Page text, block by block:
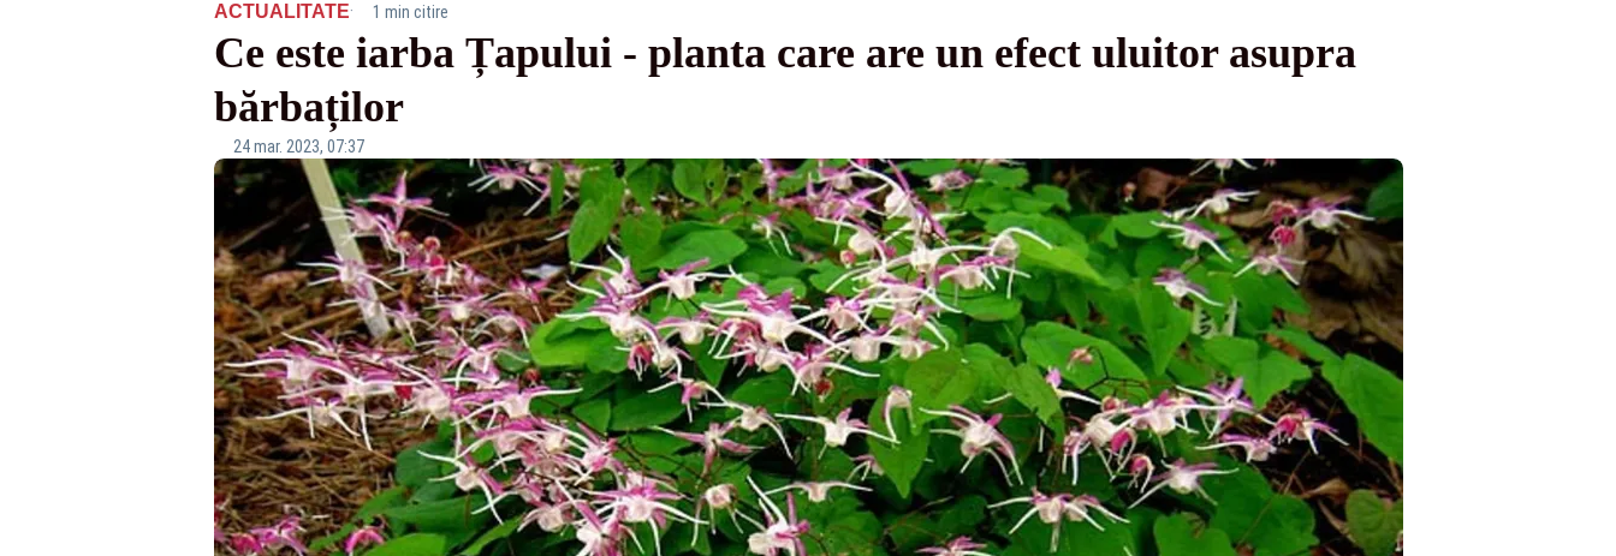
ACTUALITATE· 1 min citire
Ce este iarba Țapului - planta care are un efect uluitor asupra
bărbaților
24 mar. 2023, 07:37